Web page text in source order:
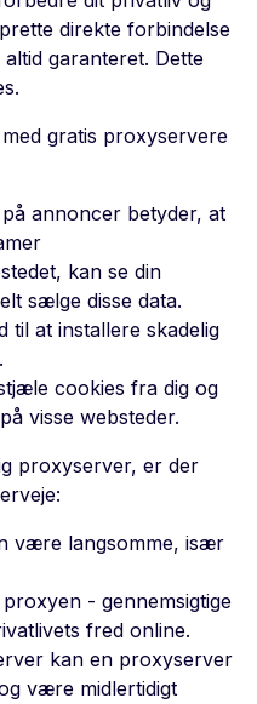
direkte forbindelse
garanteret. Dette
gratis proxyservere
annoncer betyder, at
kan se din
sælge disse data.
til at installere skadelig
cookies fra dig og
visse websteder.
proxyserver, er der
være langsomme, især
- gennemsigtige
fred online.
kan en proxyserver
være midlertidigt